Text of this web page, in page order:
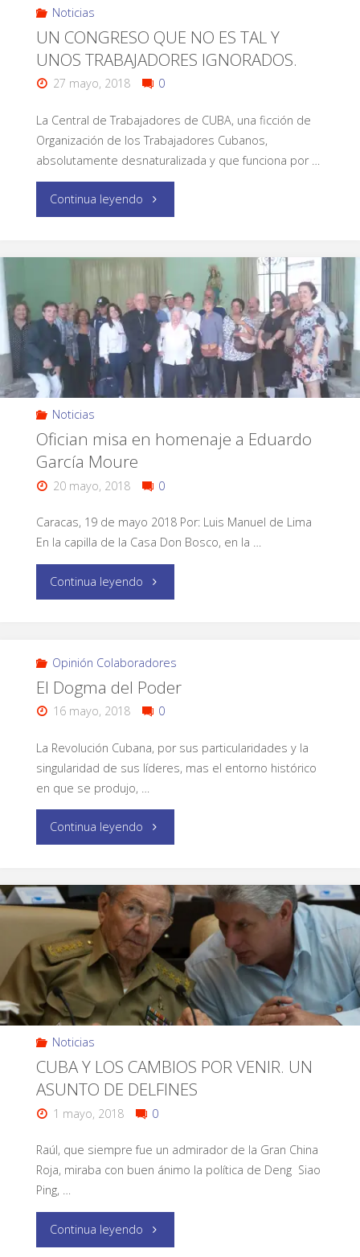
Noticias
UN CONGRESO QUE NO ES TAL Y
UNOS TRABAJADORES IGNORADOS.
27 mayo, 2018 0
La Central de Trabajadores de CUBA, una ficción de
Organización de los Trabajadores Cubanos,
absolutamente desnaturalizada y que funciona por …
Continua leyendo
Noticias
Ofician misa en homenaje a Eduardo
García Moure
20 mayo, 2018 0
Caracas, 19 de mayo 2018 Por: Luis Manuel de Lima
En la capilla de la Casa Don Bosco, en la …
Continua leyendo
Opinión Colaboradores
El Dogma del Poder
16 mayo, 2018 0
La Revolución Cubana, por sus particularidades y la
singularidad de sus líderes, mas el entorno histórico
en que se produjo, …
Continua leyendo
Noticias
CUBA Y LOS CAMBIOS POR VENIR. UN
ASUNTO DE DELFINES
1 mayo, 2018 0
Raúl, que siempre fue un admirador de la Gran China
Roja, miraba con buen ánimo la política de Deng Siao
Ping, …
Continua leyendo